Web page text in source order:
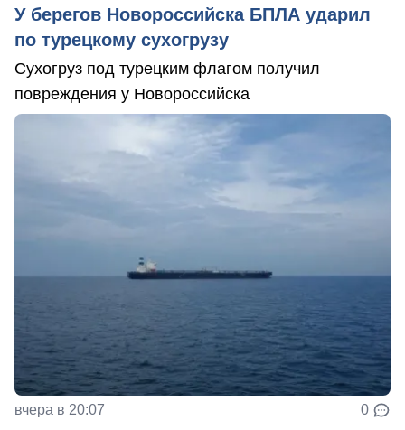
У берегов Новороссийска БПЛА ударил
по турецкому сухогрузу
Сухогруз под турецким флагом получил
повреждения у Новороссийска
вчера в 20:07 0